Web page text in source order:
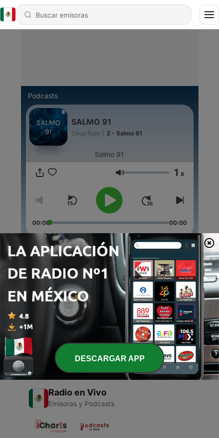
Podcasts
SALMO 91
Chuy Rojo 2 - Salmo 91
Salmo 91
Volumen 1 x
00:00 00:00
Episodios
Salmo 91
16 ene. 2021
1 Udbd
15 ene. 2021
Radio en Vivo
Emisoras y Podcasts
DESCARGAR APP